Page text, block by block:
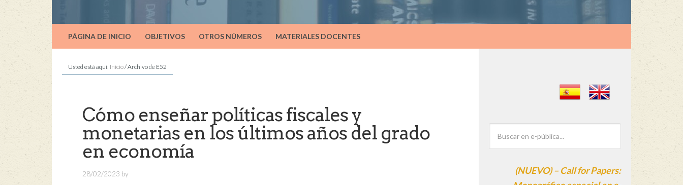
PÁGINA DE INICIO OBJETIVOS OTROS NÚMEROS MATERIALES DOCENTES
Usted está aquí: Inicio/Archivo de E52
Cómo enseñar políticas fiscales y
monetarias en los últimos años del grado
en economía
28/02/2023 by
(NUEVO) – Call for Papers: